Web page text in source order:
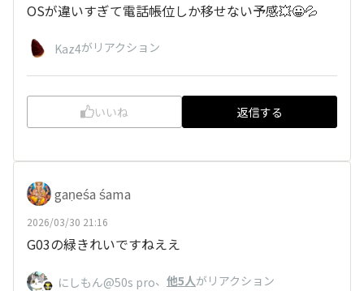
OSが違いすぎて電話帳位しか移せない予感💥😀💦
Kaz4がリアクション
いいね 返信する
gaṇeśa śama
2026/03/30 21:16
G03の緑きれいですねええ
にしもん@50s pro、 他5人がリアクション